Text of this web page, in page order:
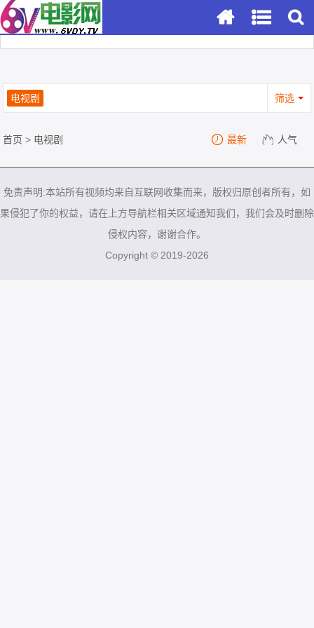
电视剧 筛选
首页 > 电视剧 最新 人气
免责声明:本站所有视频均来自互联网收集而来，版权归原创者所有，如
果侵犯了你的权益，请在上方导航栏相关区域通知我们，我们会及时删除
侵权内容，谢谢合作。
Copyright © 2019-2026